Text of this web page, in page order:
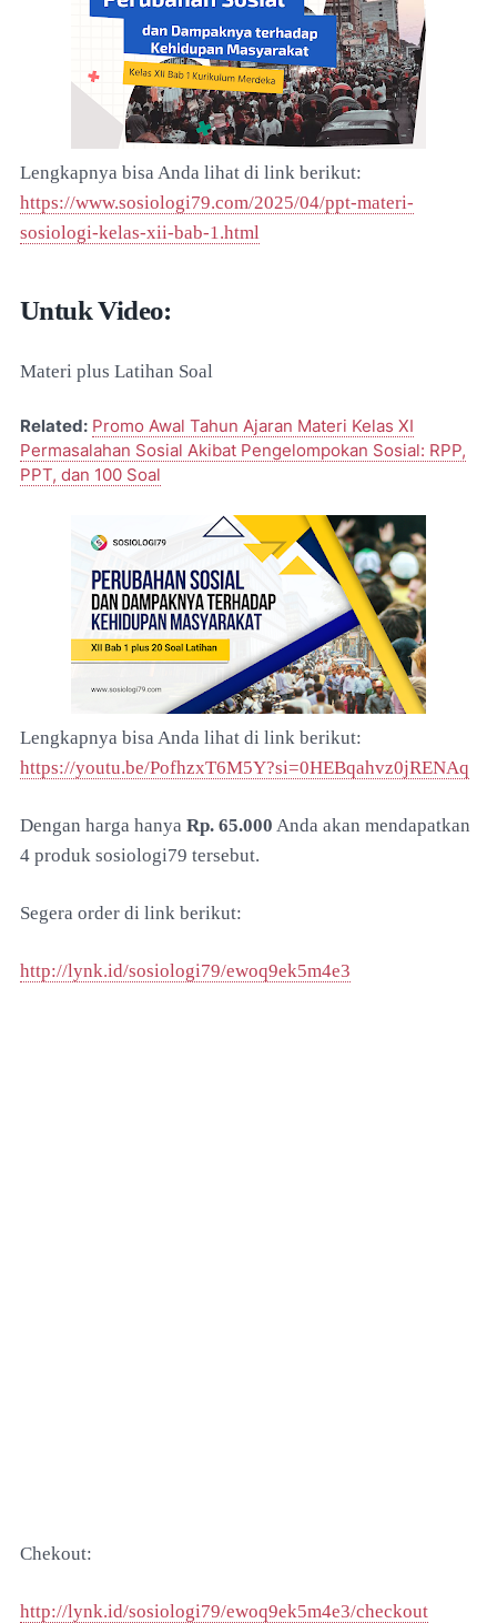
Lengkapnya bisa Anda lihat di link berikut:
https://www.sosiologi79.com/2025/04/ppt-materi-
sosiologi-kelas-xii-bab-1.html
Untuk Video:
Materi plus Latihan Soal
Related: Promo Awal Tahun Ajaran Materi Kelas XI
Permasalahan Sosial Akibat Pengelompokan Sosial: RPP,
PPT, dan 100 Soal
Lengkapnya bisa Anda lihat di link berikut:
https://youtu.be/PofhzxT6M5Y?si=0HEBqahvz0jRENAq
Dengan harga hanya Rp. 65.000 Anda akan mendapatkan
4 produk sosiologi79 tersebut.
Segera order di link berikut:
http://lynk.id/sosiologi79/ewoq9ek5m4e3
Chekout:
http://lynk.id/sosiologi79/ewoq9ek5m4e3/checkout